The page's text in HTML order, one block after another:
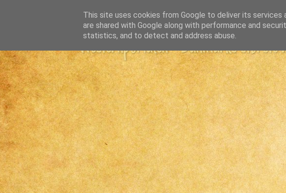
Westernportalen - Danmarks største
This site uses cookies from Google to deliver its services
are shared with Google along with performance and
statistics, and to detect and address abuse.